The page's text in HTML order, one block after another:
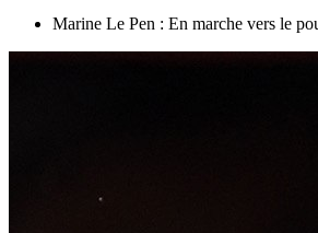
Marine Le Pen : En marche vers le